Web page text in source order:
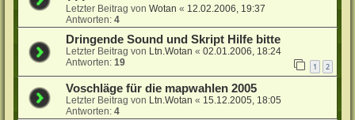
Letzter Beitrag vonWotan « 12.02.2006, 19:37
Antworten:4
Dringende Sound und Skript Hilfe bitte
Letzter Beitrag von Ltn.Wotan «02.01.2006, 18:24
Antworten:19 1 2
Voschläge für die mapwahlen 2005
Letzter Beitrag von Ltn.Wotan « 15.12.2005, 18:05
Antworten:4